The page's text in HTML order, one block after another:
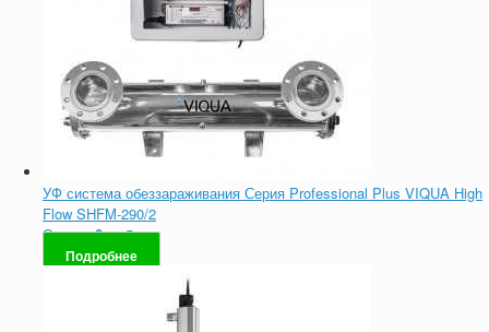
УФ система обеззараживания Серия Professional Plus VIQUA High
Flow SHFM-290/2
Оценка0из 5
Подробнее